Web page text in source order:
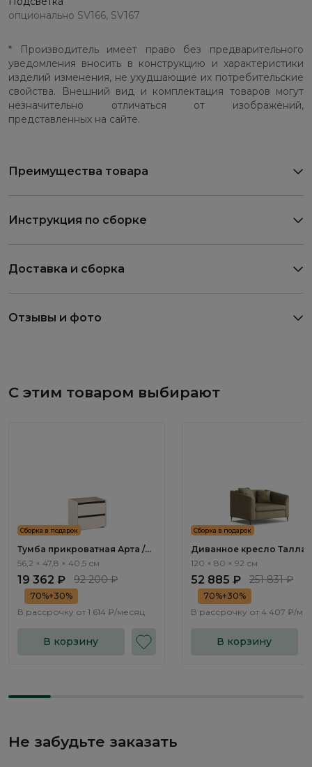
опционально SV166, SV167
* Производитель имеет право без предварительного
уведомления вносить в конструкцию и характеристики
изделий изменения, не ухудшающие их потребительские
свойства. Внешний вид и комплектация товаров могут
незначительно отличаться от изображений,
представленных на сайте.
Преимущества товара
Инструкция по сборке
Доставка и сборка
Отзывы и фото
С этим товаром выбирают
Сборка в подарок
Тумба прикроватная Арта /
Arta AR1012.1
56,2 × 47,8 × 40,5 см
19 362 ₽ 92 200 ₽
70%+30%
В рассрочку от 1 614 ₽/месяц
В корзину
Сборка в подарок
Диванное кресло Талла /
Talla ММ100.12
120 × 80 × 92 см
52 885 ₽ 251 831 ₽
70%+30%
В рассрочку от 4 407 ₽/
В корзину
Не забудьте заказать